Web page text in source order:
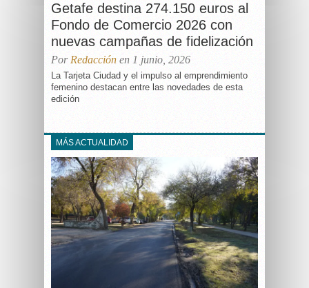
Getafe destina 274.150 euros al
Fondo de Comercio 2026 con
nuevas campañas de fidelización
Por Redacción en 1 junio, 2026
La Tarjeta Ciudad y el impulso al emprendimiento
femenino destacan entre las novedades de esta
edición
MÁS ACTUALIDAD